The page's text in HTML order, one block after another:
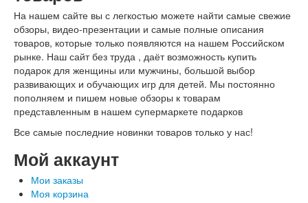
На нашем сайте вы с легкостью можете найти самые свежие
обзоры, видео-презентации и самые полные описания
товаров, которые только появляются на нашем Российском
рынке. Наш сайт без труда , даёт возможность купить
подарок для женщины или мужчины, большой выбор
развивающих и обучающих игр для детей. Мы постоянно
пополняем и пишем новые обзоры к товарам
представленным в нашем супермаркете подарков
Все самые последние новинки товаров только у нас!
Мой аккаунт
Мои заказы
Моя корзина